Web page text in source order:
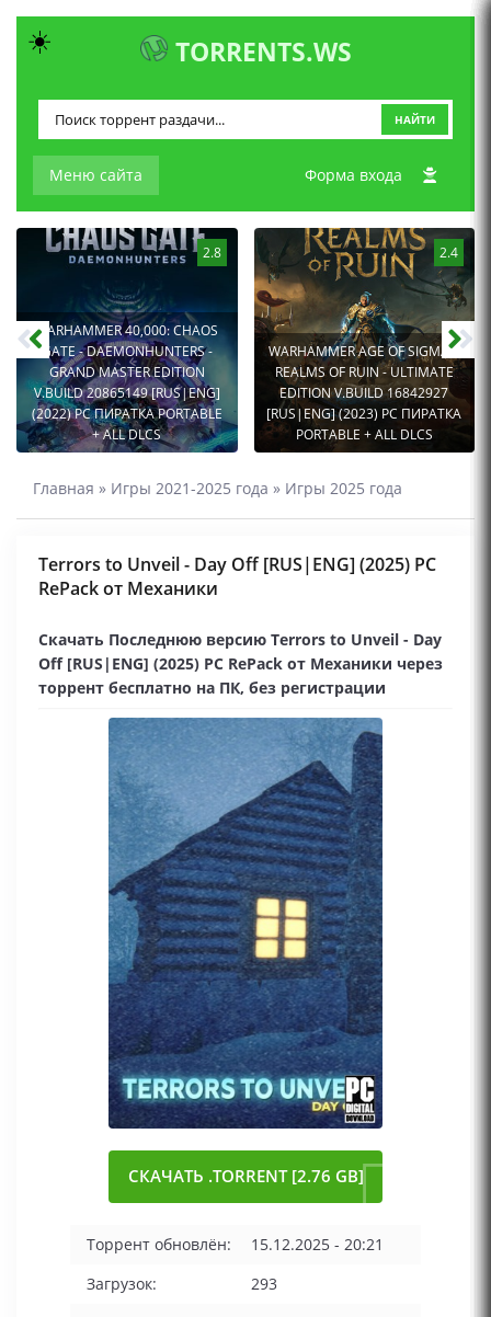
TORRENTS.WS
Меню сайта
НАЙТИ
Форма входа
2.8
WARHAMMER 40,000: CHAOS
GATE - DAEMONHUNTERS -
GRAND MASTER EDITION
V.BUILD 20865149 [RUS|ENG]
(2022) PC ПИРАТКА PORTABLE
+ ALL DLCS
2.4
WARHAMMER AGE OF SIGMAR:
REALMS OF RUIN - ULTIMATE
EDITION V.BUILD 16842927
[RUS|ENG] (2023) PC ПИРАТКА
PORTABLE + ALL DLCS
Главная » Игры 2021-2025 года » Игры 2025 года
Terrors to Unveil - Day Off [RUS|ENG] (2025) PC
RePack от Механики
Скачать Последнюю версию Terrors to Unveil - Day
Off [RUS|ENG] (2025) PC RePack от Механики через
торрент бесплатно на ПК, без регистрации
СКАЧАТЬ .TORRENT [2.76 GB]
Торрент обновлён:
15.12.2025 - 20:21
Загрузок:
293
☀️